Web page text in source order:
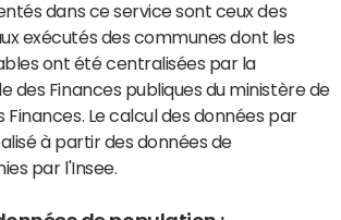
dans ce service sont ceux des
exécutés des communes dont les
ont été centralisées par la
des Finances publiques du ministère de
Finances. Le calcul des données par
à partir des données de
par l'Insee.